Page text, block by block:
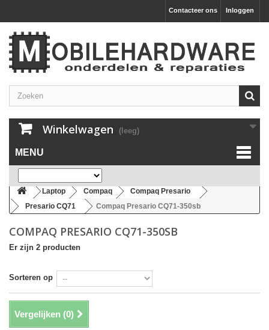
Inloggen
Contacteer ons
Winkelwagen (leeg)
MENU
Laptop Compaq
Compaq Presario
Presario CQ71
Compaq Presario CQ71-350sb
COMPAQ PRESARIO CQ71-350SB
Er zijn 2 producten
Sorteren op
Vergelijken (0)